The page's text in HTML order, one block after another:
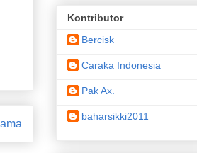
Kontributor
Bercisk
Caraka Indonesia
Pak Ax.
baharsikki2011